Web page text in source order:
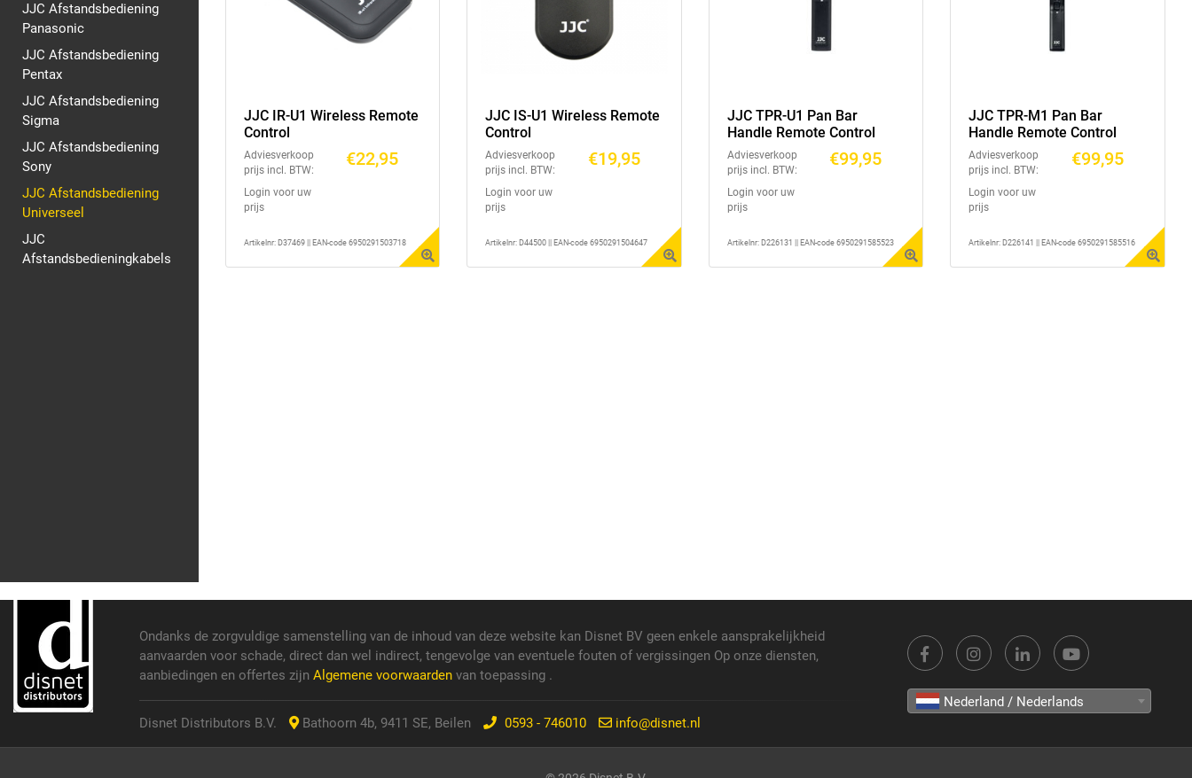
JJC Afstandsbediening
Panasonic
JJC Afstandsbediening
Pentax
JJC Afstandsbediening
Sigma
JJC Afstandsbediening
Sony
JJC Afstandsbediening
Universeel
JJC
Afstandsbedieningkabels
JJC IR-U1 Wireless Remote
Control
Adviesverkoop
prijs incl. BTW:
€22,95
Login voor uw
prijs
Artikelnr: D37469 || EAN-code 6950291503718
JJC IS-U1 Wireless Remote
Control
Adviesverkoop
prijs incl. BTW:
€19,95
Login voor uw
prijs
Artikelnr: D44500 || EAN-code 6950291504647
JJC TPR-U1 Pan Bar
Handle Remote Control
Adviesverkoop
prijs incl. BTW:
€99,95
Login voor uw
prijs
Artikelnr: D226131 || EAN-code 6950291585523
JJC TPR-M1 Pan Bar
Handle Remote Control
Adviesverkoop
prijs incl. BTW:
€99,95
Login voor uw
prijs
Artikelnr: D226141 || EAN-code 6950291585516
Ondanks de zorgvuldige samenstelling van de inhoud van deze website kan Disnet BV geen enkele aansprakelijkheid
aanvaarden voor schade, direct dan wel indirect, tengevolge van eventuele fouten of vergissingen Op onze diensten,
aanbiedingen en offertes zijn Algemene voorwaarden van toepassing .
Disnet Distributors B.V. Bathoorn 4b, 9411 SE, Beilen 0593 - 746010 info@disnet.nl
Nederland / Nederlands